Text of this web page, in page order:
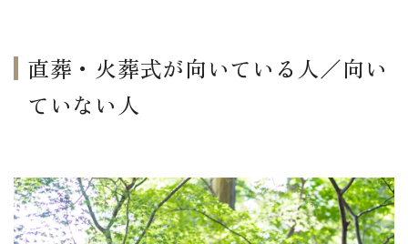
直葬・火葬式が向いている人／向い
ていない人